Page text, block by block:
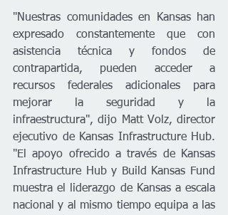
"Nuestras comunidades en Kansas han
expresado constantemente que con
asistencia técnica y fondos de
contrapartida, pueden acceder a
recursos federales adicionales para
mejorar la seguridad y la
infraestructura", dijo Matt Volz, director
ejecutivo de Kansas Infrastructure Hub.
"El apoyo ofrecido a través de Kansas
Infrastructure Hub y Build Kansas Fund
muestra el liderazgo de Kansas a escala
nacional y al mismo tiempo equipa a las